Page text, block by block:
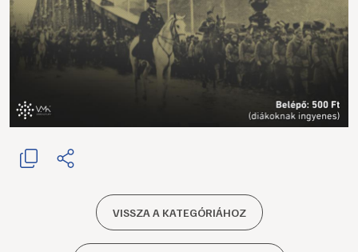
VISSZA A KATEGÓRIÁHOZ